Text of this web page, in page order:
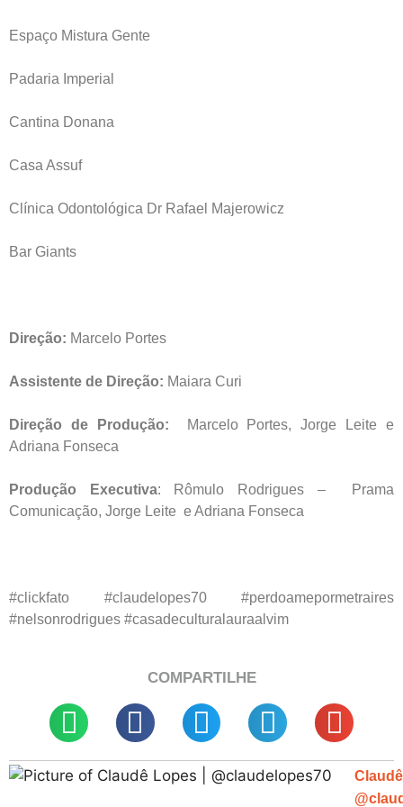
Espaço Mistura Gente
Padaria Imperial
Cantina Donana
Casa Assuf
Clínica Odontológica Dr Rafael Majerowicz
Bar Giants
Direção: Marcelo Portes
Assistente de Direção: Maiara Curi
Direção de Produção: Marcelo Portes, Jorge Leite e
Adriana Fonseca
Produção Executiva: Rômulo Rodrigues – Prama
Comunicação, Jorge Leite e Adriana Fonseca
#clickfato #claudelopes70 #perdoamepormetraires
#nelsonrodrigues #casadeculturalauraalvim
COMPARTILHE